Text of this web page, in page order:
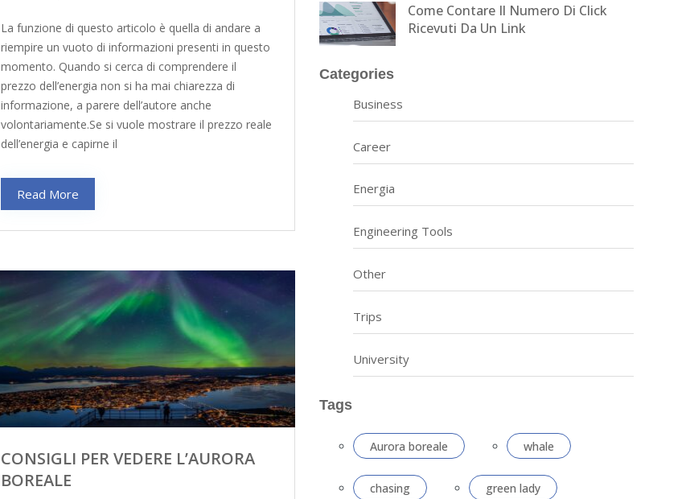
La funzione di questo articolo è quella di andare a
riempire un vuoto di informazioni presenti in questo
momento. Quando si cerca di comprendere il
prezzo dell’energia non si ha mai chiarezza di
informazione, a parere dell’autore anche
volontariamente.Se si vuole mostrare il prezzo reale
dell’energia e capirne il
Read More
CONSIGLI PER VEDERE L’AURORA
BOREALE
Come Contare Il Numero Di Click
Ricevuti Da Un Link
Categories
Business
Career
Energia
Engineering Tools
Other
Trips
University
Tags
Aurora boreale whale
chasing green lady